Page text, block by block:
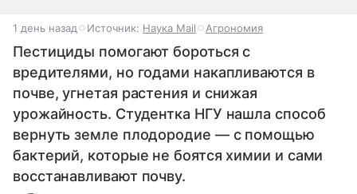
1 день назад Источник: Наука Mail Агрономия
Пестициды помогают бороться с
вредителями, но годами накапливаются в
почве, угнетая растения и снижая
урожайность. Студентка НГУ нашла способ
вернуть земле плодородие — с помощью
бактерий, которые не боятся химии и сами
восстанавливают почву.